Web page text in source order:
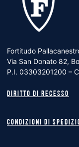
Fortitudo
Via San Donato 82,
P.I. 03303201200 –
Diritto di recesso
Condizioni di